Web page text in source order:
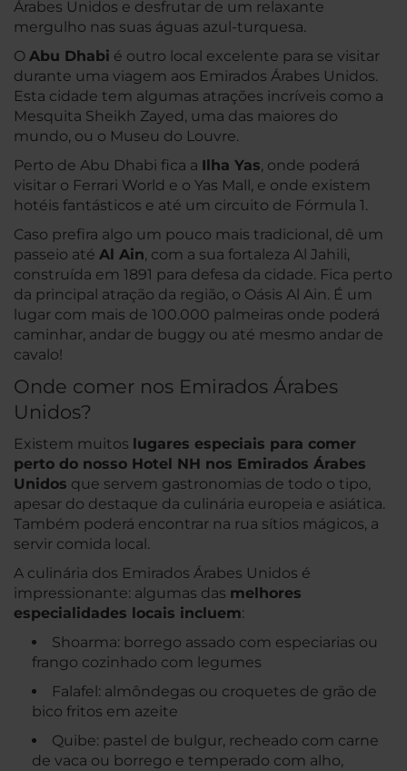
Árabes Unidos e desfrutar de um relaxante
mergulho nas suas águas azul-turquesa.
O Abu Dhabi é outro local excelente para se visitar
durante uma viagem aos Emirados Árabes Unidos.
Esta cidade tem algumas atrações incríveis como a
Mesquita Sheikh Zayed, uma das maiores do
mundo, ou o Museu do Louvre.
Perto de Abu Dhabi fica a Ilha Yas, onde poderá
visitar o Ferrari World e o Yas Mall, e onde existem
hotéis fantásticos e até um circuito de Fórmula 1.
Caso prefira algo um pouco mais tradicional, dê um
passeio até Al Ain, com a sua fortaleza Al Jahili,
construída em 1891 para defesa da cidade. Fica perto
da principal atração da região, o Oásis Al Ain. É um
lugar com mais de 100.000 palmeiras onde poderá
caminhar, andar de buggy ou até mesmo andar de
cavalo!
Onde comer nos Emirados Árabes
Unidos?
Existem muitos lugares especiais para comer
perto do nosso Hotel NH nos Emirados Árabes
Unidos que servem gastronomias de todo o tipo,
apesar do destaque da culinária europeia e asiática.
Também poderá encontrar na rua sítios mágicos, a
servir comida local.
A culinária dos Emirados Árabes Unidos é
impressionante: algumas das melhores
especialidades locais incluem:
Shoarma: borrego assado com especiarias ou
frango cozinhado com legumes
Falafel: almôndegas ou croquetes de grão de
bico fritos em azeite
Quibe: pastel de bulgur, recheado com carne
de vaca ou borrego e temperado com alho,